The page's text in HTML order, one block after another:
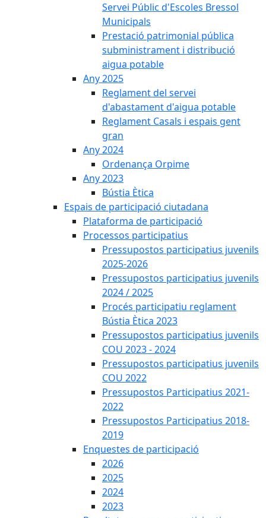
Servei Públic d'Escoles Bressol
Municipals
Prestació patrimonial pública
subministrament i distribució
aigua potable
Any 2025
Reglament del servei
d'abastament d'aigua potable
Reglament Casals i espais gent
gran
Any 2024
Ordenança Orpime
Any 2023
Bústia Ètica
Espais de participació ciutadana
Plataforma de participació
Processos participatius
Pressupostos participatius juvenils
2025-2026
Pressupostos participatius juvenils
2024 / 2025
Procés participatiu reglament
Bústia Ètica 2023
Pressupostos participatius juvenils
COU 2023 - 2024
Pressupostos participatius juvenils
COU 2022
Pressupostos Participatius 2021-
2022
Pressupostos Participatius 2018-
2019
Enquestes de participació
2026
2025
2024
2023